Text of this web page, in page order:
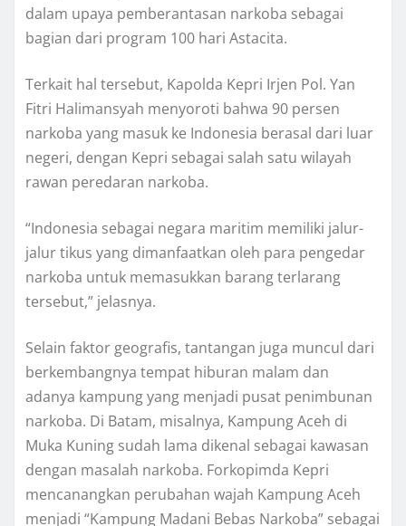
dalam upaya pemberantasan narkoba sebagai
bagian dari program 100 hari Astacita.
Terkait hal tersebut, Kapolda Kepri Irjen Pol. Yan
Fitri Halimansyah menyoroti bahwa 90 persen
narkoba yang masuk ke Indonesia berasal dari luar
negeri, dengan Kepri sebagai salah satu wilayah
rawan peredaran narkoba.
“Indonesia sebagai negara maritim memiliki jalur-
jalur tikus yang dimanfaatkan oleh para pengedar
narkoba untuk memasukkan barang terlarang
tersebut,” jelasnya.
Selain faktor geografis, tantangan juga muncul dari
berkembangnya tempat hiburan malam dan
adanya kampung yang menjadi pusat penimbunan
narkoba. Di Batam, misalnya, Kampung Aceh di
Muka Kuning sudah lama dikenal sebagai kawasan
dengan masalah narkoba. Forkopimda Kepri
mencanangkan perubahan wajah Kampung Aceh
menjadi “Kampung Madani Bebas Narkoba” sebagai